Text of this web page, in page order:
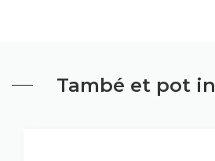
També et pot